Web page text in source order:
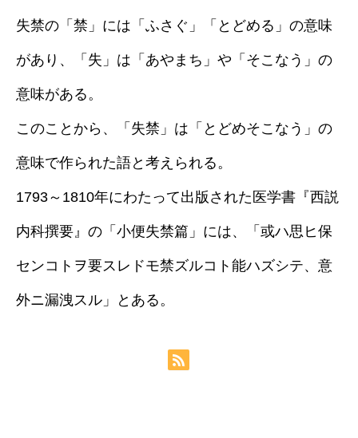
失禁の「禁」には「ふさぐ」「とどめる」の意味
があり、「失」は「あやまち」や「そこなう」の
意味がある。
このことから、「失禁」は「とどめそこなう」の
意味で作られた語と考えられる。
1793～1810年にわたって出版された医学書『西説
内科撰要』の「小便失禁篇」には、「或ハ思ヒ保
センコトヲ要スレドモ禁ズルコト能ハズシテ、意
外ニ漏洩スル」とある。